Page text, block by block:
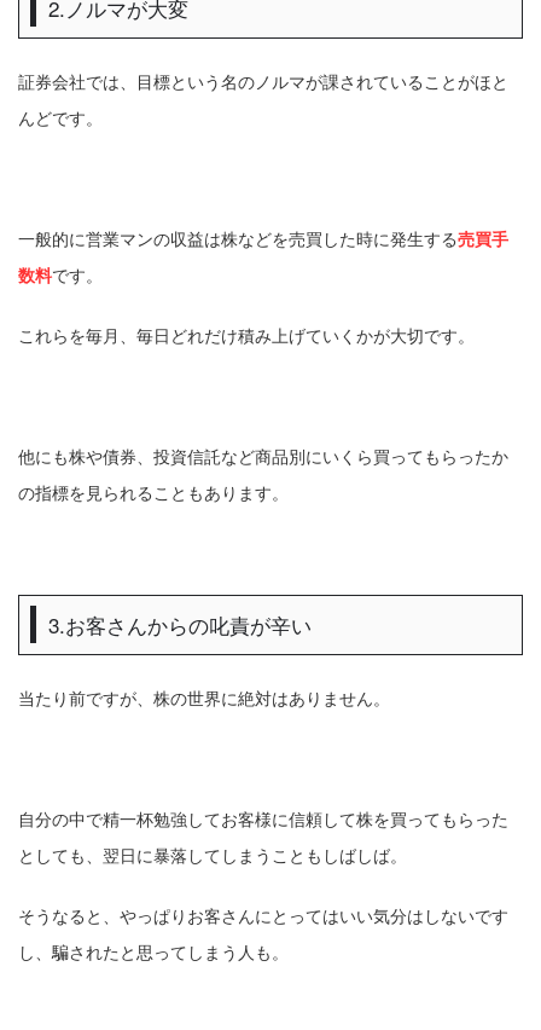
2.ノルマが大変
証券会社では、目標という名のノルマが課されていることがほと
んどです。
一般的に営業マンの収益は株などを売買した時に発生する売買手
数料です。
これらを毎月、毎日どれだけ積み上げていくかが大切です。
他にも株や債券、投資信託など商品別にいくら買ってもらったか
の指標を見られることもあります。
3.お客さんからの叱責が辛い
当たり前ですが、株の世界に絶対はありません。
自分の中で精一杯勉強してお客様に信頼して株を買ってもらった
としても、翌日に暴落してしまうこともしばしば。
そうなると、やっぱりお客さんにとってはいい気分はしないです
し、騙されたと思ってしまう人も。